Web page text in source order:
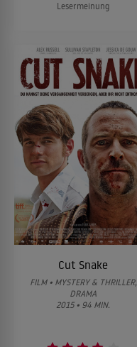
Lesermeinung
Cut Snake
FILM • MYSTERY & THRILLER,
DRAMA
2015 • 94 MIN.